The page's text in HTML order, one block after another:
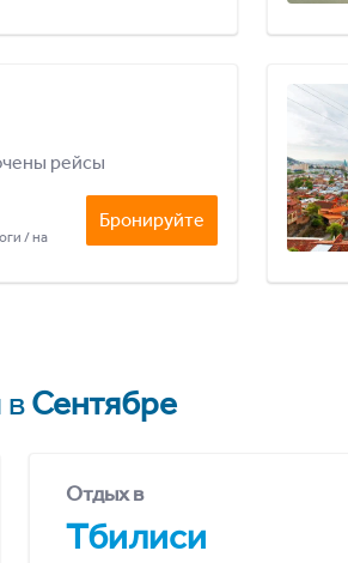
рейсы
/ на
Бронируйте
Сентябре
Отдых в
Тбилиси